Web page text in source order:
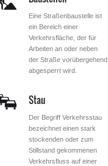
Eine Straßenbaustelle ist
ein Bereich einer
Verkehrsfläche, der für
Arbeiten an oder neben
der Straße vorübergehend
abgesperrt wird.
Stau
Der Begriff Verkehrsstau
bezeichnet einen stark
stockenden oder zum
Stillstand gekommenen
Verkehrsfluss auf einer